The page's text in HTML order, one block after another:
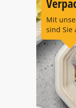
Mit
sind Sie